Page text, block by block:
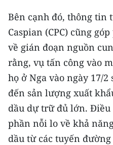
Trung du và miền núi
Đồng bằng sông Hồng
Bắc Trung Bộ
Duyên hải Nam Trung
Nguyên
Đông Nam Bộ
Đồng bằng sông Cửu
Bên cạnh đó, thông
Caspian (CPC) cũng
về gián đoạn nguồn
rằng, vụ tấn công vào
họ ở Nga vào ngày 17/
đến sản lượng xuất
dầu dự trữ đủ lớn.
phần nỗi lo về khả
dầu từ các tuyến